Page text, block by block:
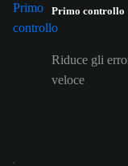
Primo controllo
Riduce gli
veloce